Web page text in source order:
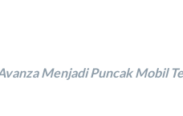
Menjadi Puncak Mobil